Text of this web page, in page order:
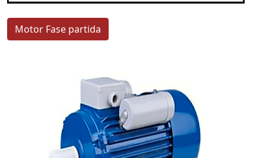
Motor Fase partida